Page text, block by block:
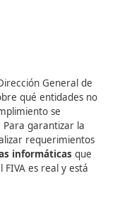
incluir incluso
proposiciones
cuando
de la prima